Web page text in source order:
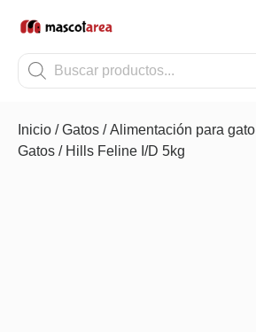
Inicio /Gatos /Alimentación para gato
Gatos / Hills Feline I/D 5kg